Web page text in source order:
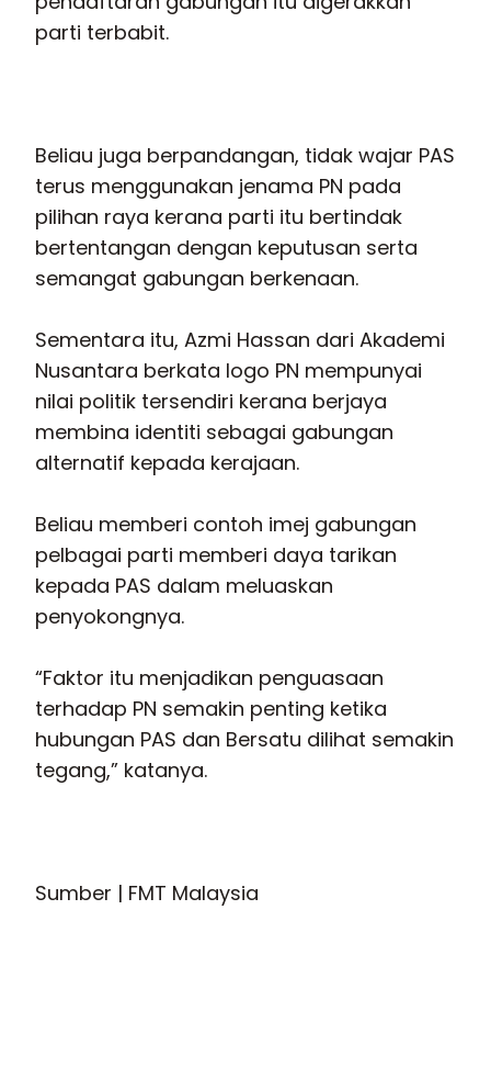
parti terbabit.
Beliau juga berpandangan, tidak wajar PAS
terus menggunakan jenama PN pada
pilihan raya kerana parti itu bertindak
bertentangan dengan keputusan serta
semangat gabungan berkenaan.
Sementara itu, Azmi Hassan dari Akademi
Nusantara berkata logo PN mempunyai
nilai politik tersendiri kerana berjaya
membina identiti sebagai gabungan
alternatif kepada kerajaan.
Beliau memberi contoh imej gabungan
pelbagai parti memberi daya tarikan
kepada PAS dalam meluaskan
penyokongnya.
“Faktor itu menjadikan penguasaan
terhadap PN semakin penting ketika
hubungan PAS dan Bersatu dilihat semakin
tegang,” katanya.
Sumber | FMT Malaysia